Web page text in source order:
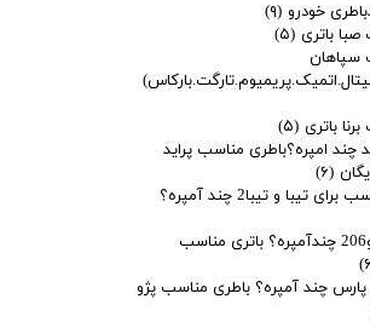
خودرو (۹)
باتری (۵)
سپاهان
باتری (۵)
چند امپره؟باطری مناسب پراید
(۶)
تیبا و تیبا2 چند آمپره؟
باطری پژو206 چندآمپره؟ باتری مناسب
پارس چند آمپره؟ باطری مناسب پژو